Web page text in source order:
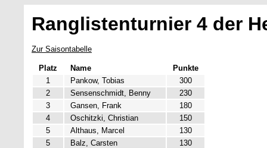
Ranglistenturnier 4 der
Zur Saisontabelle
Platz Name
Punkte
1
Pankow, Tobias
300
2
Sensenschmidt, Benny
230
3
Gansen, Frank
180
4
Oschitzki, Christian
150
5
Althaus, Marcel
130
5
Balz, Carsten
130